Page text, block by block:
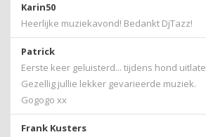
Karin50
Heerlijke muziekavond! Bedankt DjTazz!
Patrick
Eerste keer geluisterd... tijdens hond
Gezellig jullie lekker gevarieerde muziek.
Gogogo xx
Frank Kusters